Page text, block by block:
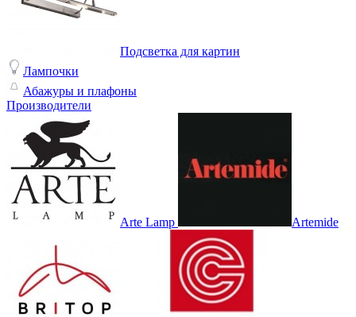
Подсветка для картин
Лампочки
Абажуры и плафоны
Производители
Arte Lamp Artemide